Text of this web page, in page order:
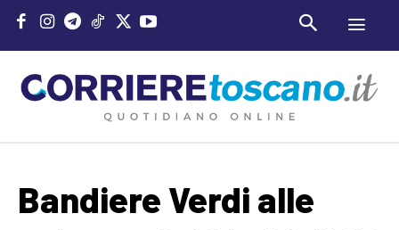
Bandiere Verdi alle